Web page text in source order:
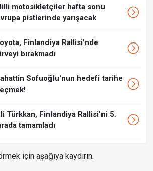
motosikletçiler hafta sonu
pistlerinde yarışacak
Finlandiya Rallisi'nde
bırakmadı
Sofuoğlu'nun hedefi tarihe
Türkkan, Finlandiya Rallisi'ni 5.
tamamladı
için aşağıya kaydırın.